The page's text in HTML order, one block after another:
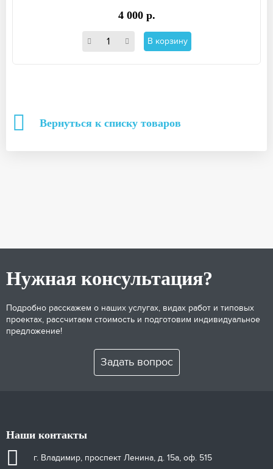
4 000 р.
В корзину
Вернуться к списку товаров
Нужная консультация?
Подробно расскажем о наших услугах, видах работ и типовых
проектах, рассчитаем стоимость и подготовим индивидуальное
предложение!
Задать вопрос
Наши контакты
г. Владимир, проспект Ленина, д. 15а, оф. 515